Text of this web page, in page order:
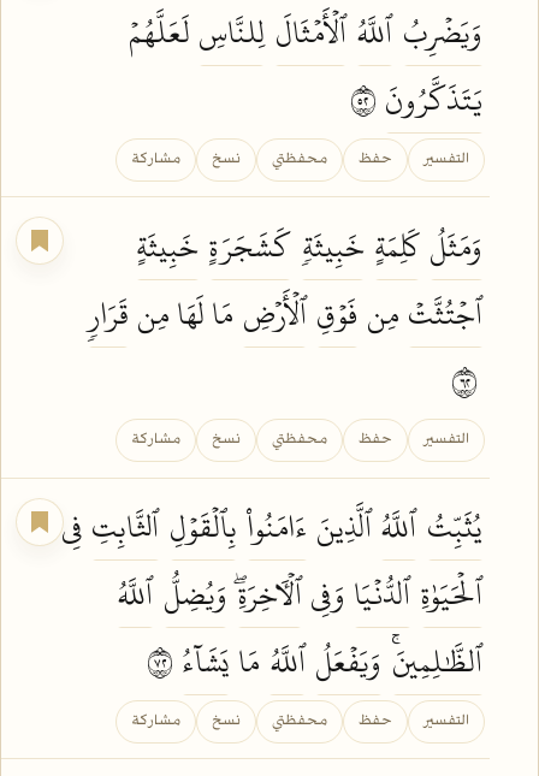
وَيَضۡرِبُٱللَّهُٱلۡأَمۡثَالَ لِلنَّاسِلَعَلَّهُمۡ
يَتَذَكَّرُونَ
التفسير حفظ محفظتي نسخ مشاركة
وَمَثَلُكَلِمَةٍخَبِيثَةٖ كَشَجَرَةٍخَبِيثَةٍ
ٱجۡتُثَّتۡمِن فَوۡقِٱلۡأَرۡضِ مَا لَهَا مِنقَرَارٖ
التفسير حفظ محفظتي نسخ مشاركة
يُثَبِّتُٱللَّهُٱلَّذِينَ ءَامَنُواْبِٱلۡقَوۡلِٱلثَّابِتِفِي
ٱلۡحَيَوٰةِٱلدُّنۡيَا وَفِيٱلۡأٓخِرَةِۖ وَيُضِلُّٱللَّهُ
ٱلظَّٰلِمِينَۚ وَيَفۡعَلُٱللَّهُ مَايَشَآءُ
التفسير حفظ محفظتي نسخ مشاركة